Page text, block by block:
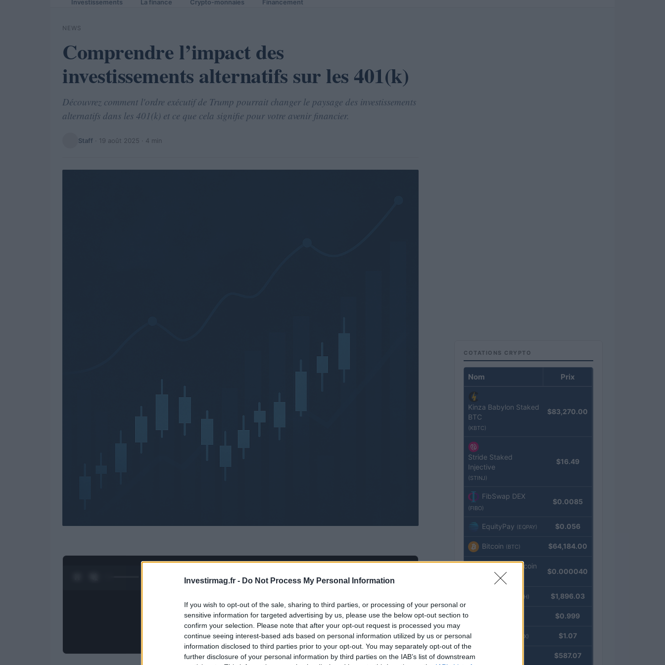
Investirmag.fr - Do Not Process My Personal Information
If you wish to opt-out of the sale, sharing to third parties, or processing of your personal or
sensitive information for targeted advertising by us, please use the below opt-out section to
confirm your selection. Please note that after your opt-out request is processed you may
continue seeing interest-based ads based on personal information utilized by us or personal
information disclosed to third parties prior to your opt-out. You may separately opt-out of the
further disclosure of your personal information by third parties on the IAB’s list of downstream
Investissements La finance Crypto-monnaies Financement
NEWS
Comprendre l’impact des
investissements alternatifs sur les 401(k)
Découvrez comment l'ordre exécutif de Trump pourrait changer le paysage des investissements
alternatifs dans les 401(k) et ce que cela signifie pour votre avenir financier.
Staff · 19 août 2025 · 4 min
1 POWERED BYAdhub Media
COTATIONS CRYPTO
Nom Prix
Kinza Babylon Staked
BTC
(KBTC)
$83,270.00
Stride Staked
Injective
(STINJ)
$16.49
FibSwap DEX
(FIBO)
$0.0085
EquityPay (EQPAY) $0.056
Bitcoin (BTC) $64,184.00
VNST Stablecoin
$0.000040
(ETH) $1,896.03
$0.999
(USDEX) $1.07
$587.07